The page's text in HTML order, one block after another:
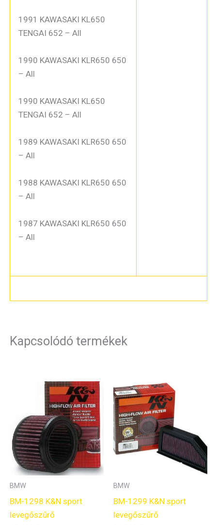
1991 KAWASAKI KL650
TENGAI 652 – All
1990 KAWASAKI KLR650 650
– All
1990 KAWASAKI KL650
TENGAI 652 – All
1989 KAWASAKI KLR650 650
– All
1988 KAWASAKI KLR650 650
– All
1987 KAWASAKI KLR650 650
– All
Kapcsolódó termékek
BMW
BM-1298 K&N sport
levegőszűrő
BMW
BM-1299 K&N sport
levegőszűrő